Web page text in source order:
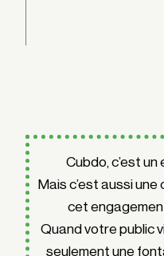
Cubdo, c’est
Mais c’est aussi
cet
Quand votre public
seulement une